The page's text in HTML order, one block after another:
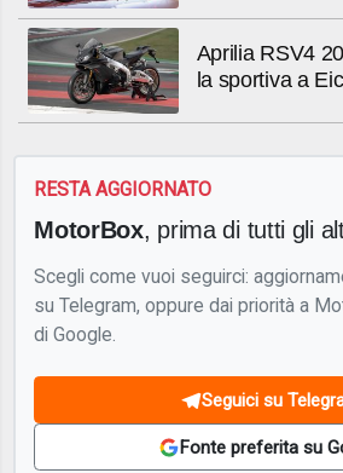
Aprilia RSV4
la sportiva a
RESTA AGGIORNATO
MotorBox, prima di tutti gli
Scegli come vuoi seguirci:
su Telegram, oppure dai priorità a
di Google.
Seguici su
Fonte preferita su